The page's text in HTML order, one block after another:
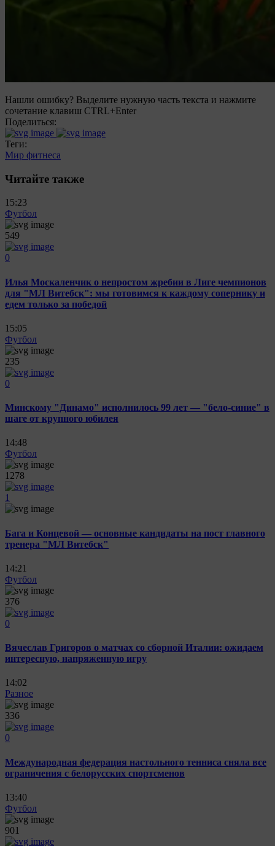
Нашли ошибку? Выделите нужную часть текста и нажмите
сочетание клавиш CTRL+Enter
Поделиться:
Теги:
Мир фитнеса
Читайте также
15:23
Футбол
549
0
Илья Москаленчик о непростом жребии в Лиге чемпионов
для "МЛ Витебск": мы готовимся к каждому сопернику и
едем только за победой
15:05
Футбол
235
0
Минскому "Динамо" исполнилось 99 лет — "бело-синие" в
шаге от крупного юбилея
14:48
Футбол
1278
1
Бага и Концевой — основные кандидаты на пост главного
тренера "МЛ Витебск"
14:21
Футбол
376
0
Вячеслав Григоров о матчах со сборной Италии: ожидаем
интересную, напряженную игру
14:02
Разное
336
0
Международная федерация настольного тенниса сняла все
ограничения с белорусских спортсменов
13:40
Футбол
901